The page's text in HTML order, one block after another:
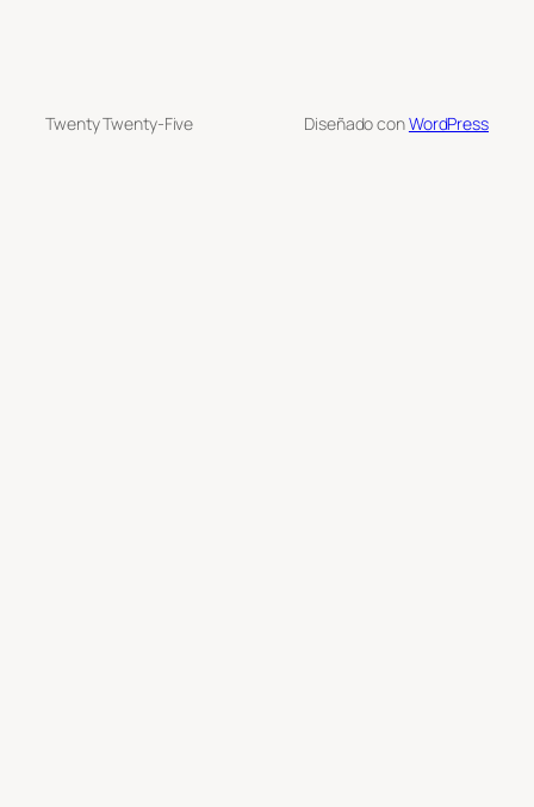
Twenty Twenty-Five Diseñado conWordPress